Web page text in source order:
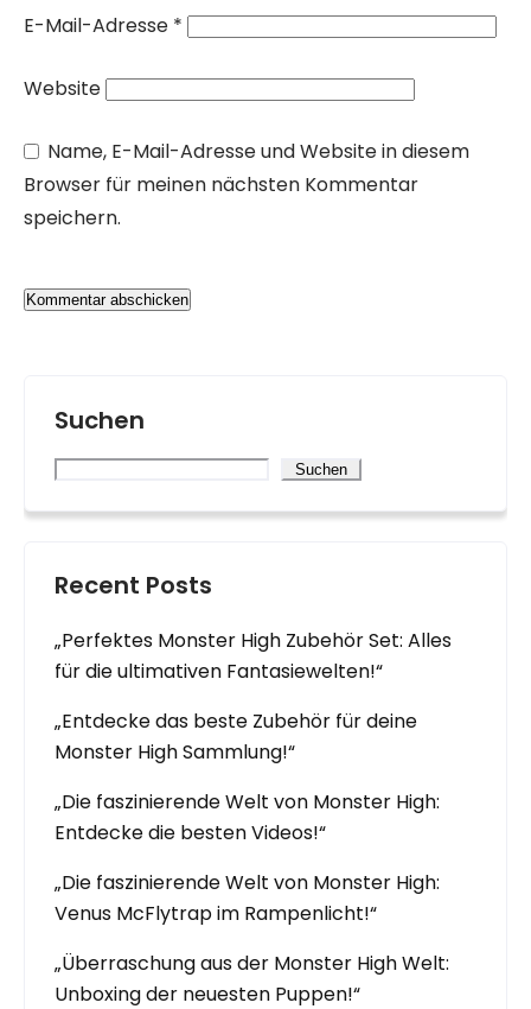
E-Mail-Adresse *
Website
Name, E-Mail-Adresse und Website in diesem
Browser für meinen nächsten Kommentar
speichern.
Suchen
Suchen
Recent Posts
„Perfektes Monster High Zubehör Set: Alles
für die ultimativen Fantasiewelten!“
„Entdecke das beste Zubehör für deine
Monster High Sammlung!“
„Die faszinierende Welt von Monster High:
Entdecke die besten Videos!“
„Die faszinierende Welt von Monster High:
Venus McFlytrap im Rampenlicht!“
„Überraschung aus der Monster High Welt:
Unboxing der neuesten Puppen!“